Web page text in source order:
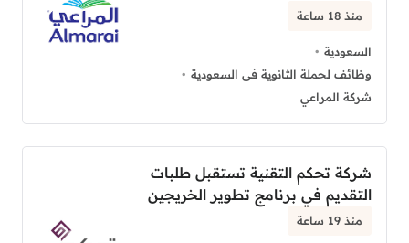
منذ 18 ساعة
السعودية
وظائف لحملة الثانوية فى السعودية
شركة المراعي
شركة تحكم التقنية تستقبل طلبات
التقديم في برنامج تطوير الخريجين
منذ 19 ساعة